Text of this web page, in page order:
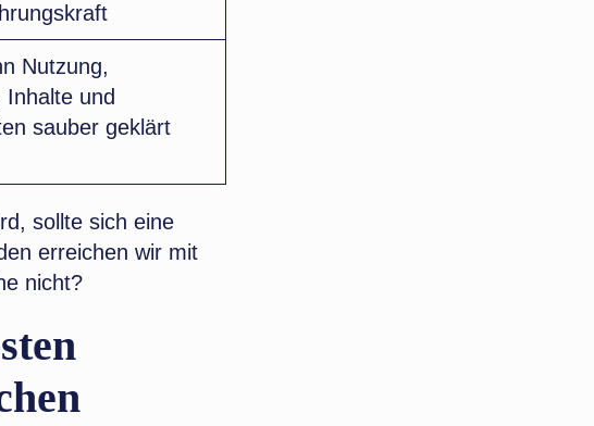
Nutzung,
und
sauber geklärt
sollte sich eine
erreichen wir mit
nicht?